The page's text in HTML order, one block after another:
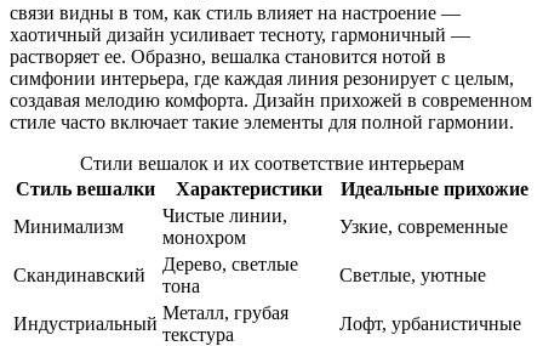
связи видны в том, как стиль влияет на настроение —
хаотичный дизайн усиливает тесноту, гармоничный —
растворяет ее. Образно, вешалка становится нотой в
симфонии интерьера, где каждая линия резонирует с целым,
создавая мелодию комфорта. Дизайн прихожей в современном
стиле часто включает такие элементы для полной гармонии.
Стили вешалок и их соответствие интерьерам
Стиль вешалки
Характеристики
Идеальные прихожие
Минимализм
Чистые линии,
монохром
Узкие, современные
Скандинавский
Дерево, светлые
тона
Светлые, уютные
Индустриальный
Металл, грубая
текстура
Лофт, урбанистичные